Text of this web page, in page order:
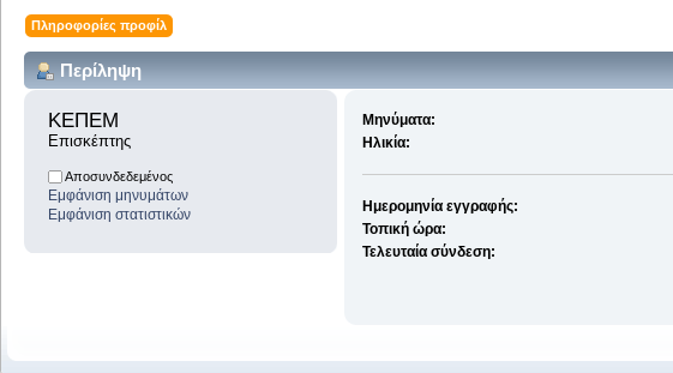
Πληροφορίες προφίλ
Περίληψη
ΚΕΠΕΜ
Επισκέπτης
Αποσυνδεδεμένος
Εμφάνιση μηνυμάτων
Εμφάνιση στατιστικών
Μηνύματα:
Ηλικία:
Ημερομηνία εγγραφής:
Τοπική ώρα:
Τελευταία σύνδεση: